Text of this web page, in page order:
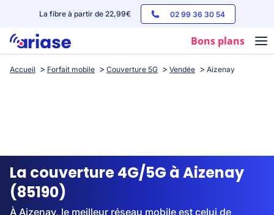
La fibre à partir de 22,99€ 02 99 36 30 54
Bons plans
Box internet
Streaming
Accueil Forfait mobile Couverture 5G Vendée Aizenay
La couverture 4G/5G à Aizenay
(85190)
À Aizenay, le meilleur réseau mobile est celui de